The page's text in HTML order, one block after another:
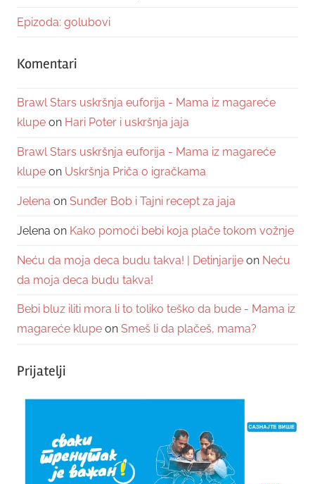
Epizoda: golubovi
Komentari
Brawl Stars uskršnja euforija - Mama iz magareće
klupe on Hari Poter i uskršnja jaja
Brawl Stars uskršnja euforija - Mama iz magareće
klupe on Uskršnja Priča o igračkama
Jelena on Sunđer Bob i Tajni recept za jaja
Jelena on Kako pomoći bebi koja plače tokom vožnje
Neću da moja deca budu takva! | Detinjarije on Neću
da moja deca budu takva!
Bebi bluz iliti mora li to toliko teško da bude - Mama iz
magareće klupe on Smeš li da plačeš, mama?
Prijatelji